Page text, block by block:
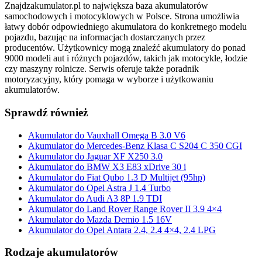
Znajdzakumulator.pl to największa baza akumulatorów
samochodowych i motocyklowych w Polsce. Strona umożliwia
łatwy dobór odpowiedniego akumulatora do konkretnego modelu
pojazdu, bazując na informacjach dostarczanych przez
producentów. Użytkownicy mogą znaleźć akumulatory do ponad
9000 modeli aut i różnych pojazdów, takich jak motocykle, łodzie
czy maszyny rolnicze. Serwis oferuje także poradnik
motoryzacyjny, który pomaga w wyborze i użytkowaniu
akumulatorów.
Sprawdź również
Akumulator do Vauxhall Omega B 3.0 V6
Akumulator do Mercedes-Benz Klasa C S204 C 350 CGI
Akumulator do Jaguar XF X250 3.0
Akumulator do BMW X3 E83 xDrive 30 i
Akumulator do Fiat Qubo 1.3 D Multijet (95hp)
Akumulator do Opel Astra J 1.4 Turbo
Akumulator do Audi A3 8P 1.9 TDI
Akumulator do Land Rover Range Rover II 3.9 4×4
Akumulator do Mazda Demio 1.5 16V
Akumulator do Opel Antara 2.4, 2.4 4×4, 2.4 LPG
Rodzaje akumulatorów